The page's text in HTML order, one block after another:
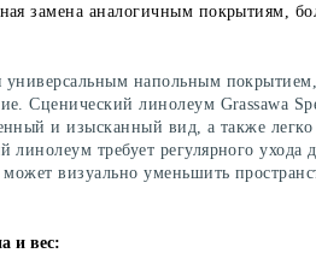
замена аналогичным покрытиям,
универсальным напольным
Сценический линолеум Grassawa
и изысканный вид, а также легко
требует регулярного ухода
визуально уменьшить
и вес: